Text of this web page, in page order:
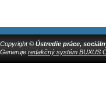
Copyright © Ústredie práce,
Generuje redakčný systém BUXUS